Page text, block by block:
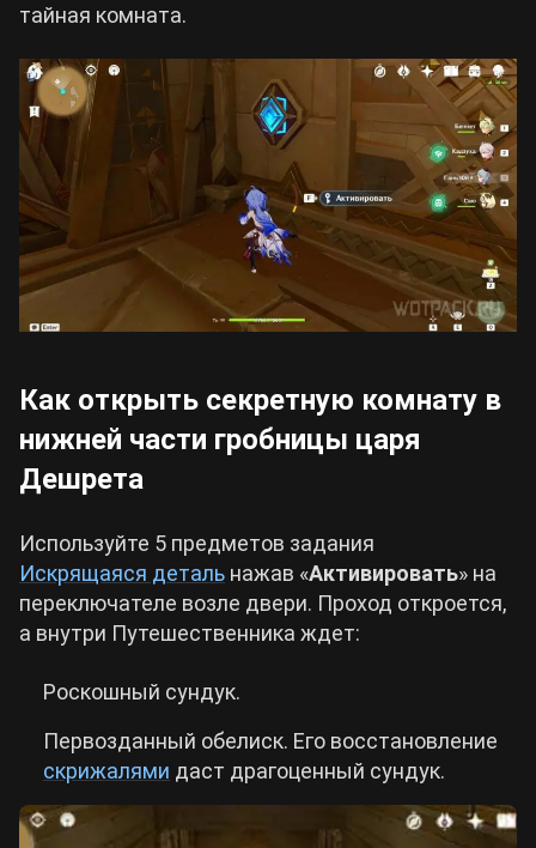
тайная комната.
Как открыть секретную комнату в
нижней части гробницы царя
Дешрета
Используйте 5 предметов задания
Искрящаяся деталь нажав «Активировать» на
переключателе возле двери. Проход откроется,
а внутри Путешественника ждет:
Роскошный сундук.
Первозданный обелиск. Его восстановление
скрижалями даст драгоценный сундук.